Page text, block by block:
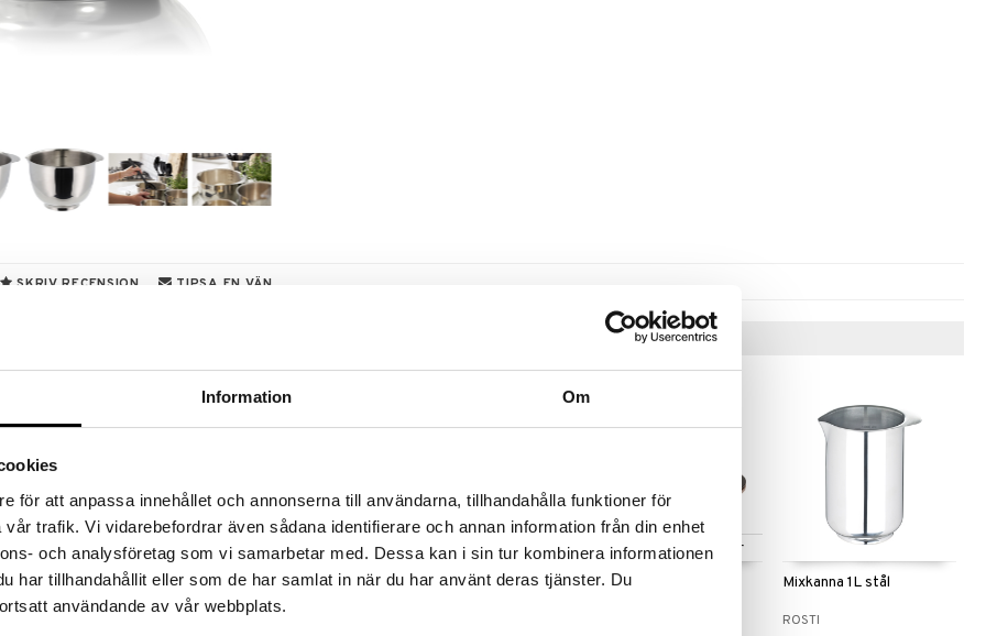
Information Om
för att anpassa innehållet och annonserna till användarna, tillhandahålla funktioner för
trafik. Vi vidarebefordrar även sådana identifierare och annan information från din enhet
och analysföretag som vi samarbetar med. Dessa kan i sin tur kombinera informationen
har tillhandahållit eller som de har samlat in när du har använt deras tjänster. Du
användande av vår webbplats.
SKRIV RECENSION TIPSA EN VÄN
fynden
reapriser på mängder av spännande
kan fort ta slut!
»
den populära Margrethe-skålen. Setet består av
är tillverkade i 18/8 stål med satin-finish på
Tips till dig
Finns i flera varianter
Degskrapa Classic L
Finns i flera varianter
Köksvåg Mensura Mixkanna 1L stål
ROSTI